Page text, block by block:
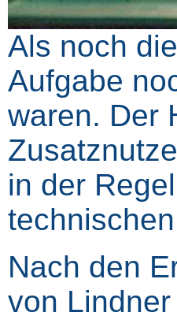
Als noch
Aufgabe
waren. Der
in der
Nach den
von